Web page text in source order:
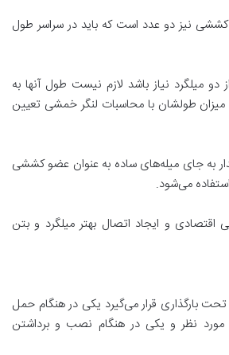
نیز دو عدد است که باید در سراسر طول
دو میلگرد نیاز باشد لازم نیست طول آنها به
میزان طولشان با محاسبات لنگر خمشی تعیین
به جای میله‌های ساده به عنوان عضو کششی
می‌شود.
اقتصادی و ایجاد اتصال بهتر میلگرد و بتن
بارگذاری قرار می‌گیرد یکی در هنگام حمل
مورد نظر و یکی در هنگام نصب و برداشتن